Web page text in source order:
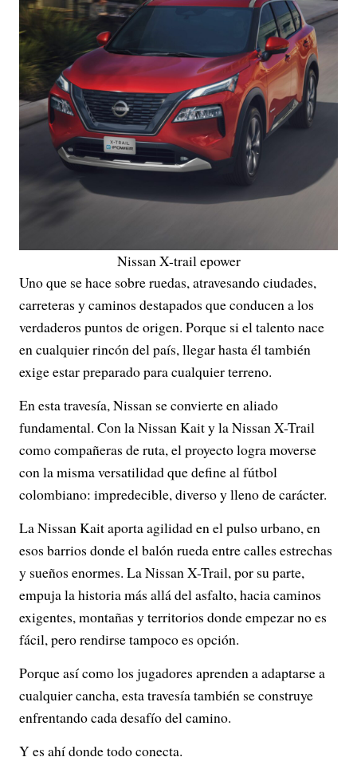
Nissan X-trail epower
Uno que se hace sobre ruedas, atravesando ciudades,
carreteras y caminos destapados que conducen a los
verdaderos puntos de origen. Porque si el talento nace
en cualquier rincón del país, llegar hasta él también
exige estar preparado para cualquier terreno.
En esta travesía, Nissan se convierte en aliado
fundamental. Con la Nissan Kait y la Nissan X-Trail
como compañeras de ruta, el proyecto logra moverse
con la misma versatilidad que define al fútbol
colombiano: impredecible, diverso y lleno de carácter.
La Nissan Kait aporta agilidad en el pulso urbano, en
esos barrios donde el balón rueda entre calles estrechas
y sueños enormes. La Nissan X-Trail, por su parte,
empuja la historia más allá del asfalto, hacia caminos
exigentes, montañas y territorios donde empezar no es
fácil, pero rendirse tampoco es opción.
Porque así como los jugadores aprenden a adaptarse a
cualquier cancha, esta travesía también se construye
enfrentando cada desafío del camino.
Y es ahí donde todo conecta.